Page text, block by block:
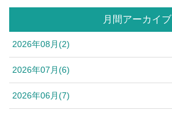
月間アーカイブ
2026年08月(2)
2026年07月(6)
2026年06月(7)